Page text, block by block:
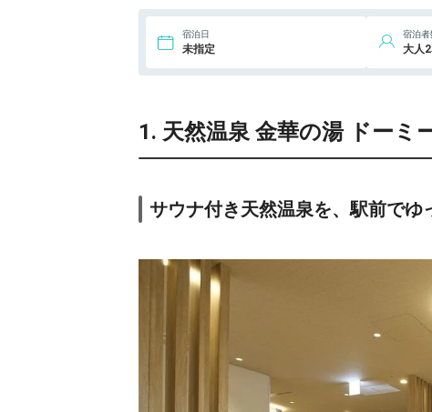
宿泊日
未指定
宿泊者
大人
1. 天然温泉 金華の湯 ドーミ
サウナ付き天然温泉を、駅前でゆ